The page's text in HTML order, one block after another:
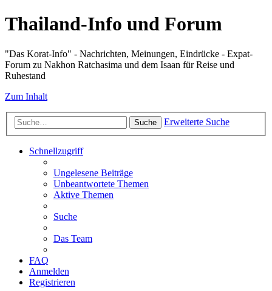
Thailand-Info und Forum
"Das Korat-Info" - Nachrichten, Meinungen, Eindrücke - Expat-
Forum zu Nakhon Ratchasima und dem Isaan für Reise und
Ruhestand
Zum Inhalt
Suche Erweiterte Suche
Schnellzugriff
Ungelesene Beiträge
Unbeantwortete Themen
Aktive Themen
Suche
Das Team
FAQ
Anmelden
Registrieren